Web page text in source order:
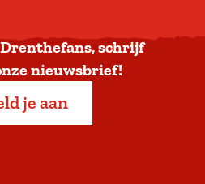
a
a
b
schrijf
nieuwsbrief!
je aan